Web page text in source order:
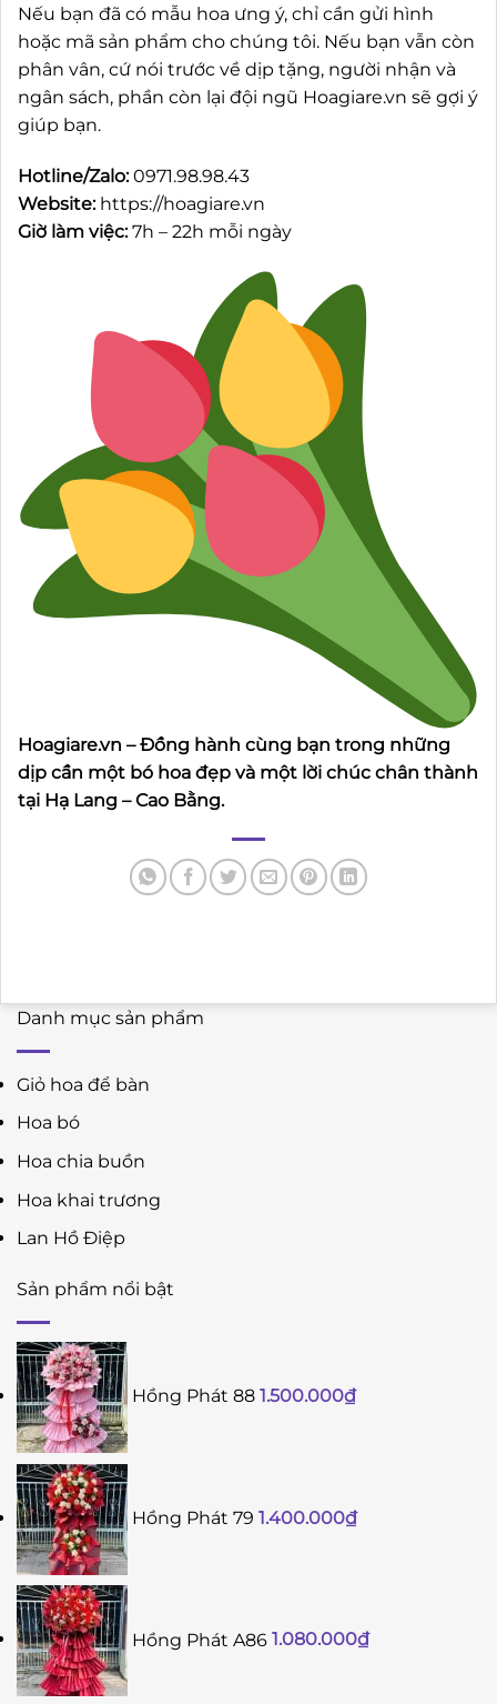
Danh mục sản phẩm
Giỏ hoa để bàn
Hoa bó
Hoa chia buồn
Hoa khai trương
Lan Hồ Điệp
Sản phẩm nổi bật
Hồng Phát 88 1.500.000₫
Hồng Phát 79 1.400.000₫
Hồng Phát A86 1.080.000₫
Nếu bạn đã có mẫu hoa ưng ý, chỉ cần gửi hình
hoặc mã sản phẩm cho chúng tôi. Nếu bạn vẫn còn
phân vân, cứ nói trước về dịp tặng, người nhận và
ngân sách, phần còn lại đội ngũ Hoagiare.vn sẽ gợi ý
giúp bạn.
Hotline/Zalo:0971.98.98.43
Website: https://hoagiare.vn
Giờ làm việc:7h – 22h mỗi ngày
Hoagiare.vn – Đồng hành cùng bạn trong những
dịp cần một bó hoa đẹp và một lời chúc chân thành
tại Hạ Lang – Cao Bằng.